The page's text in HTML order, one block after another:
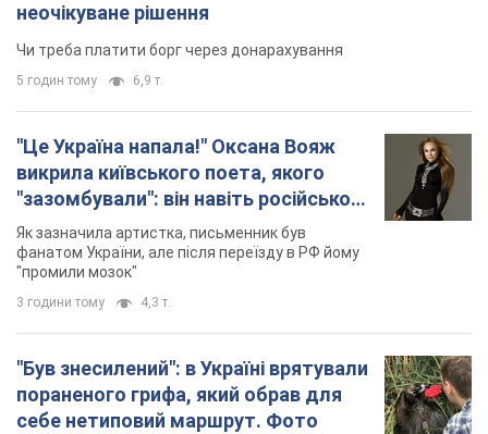
неочікуване рішення
Чи треба платити борг через донарахування
5 годин тому 6,9 т.
"Це Україна напала!" Оксана Вояж
викрила київського поета, якого
"зазомбували": він навіть російської
не знав, а тепер хоче геноциду
українців
Як зазначила артистка, письменник був
фанатом України, але після переїзду в РФ йому
"промили мозок"
3 години тому 4,3 т.
"Був знесилений": в Україні врятували
пораненого грифа, який обрав для
себе нетиповий маршрут. Фото